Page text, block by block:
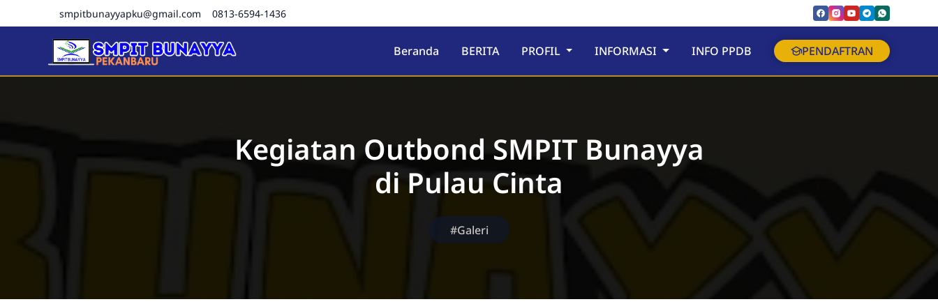
smpitbunayyapku@gmail.com 0813-6594-1436
SMPIT Bunayya Pekanbaru Beranda BERITA PROFIL INFORMASI INFO PPDB PENDAFTRAN
Kegiatan Outbond SMPIT Bunayya
di Pulau Cinta
#Galeri